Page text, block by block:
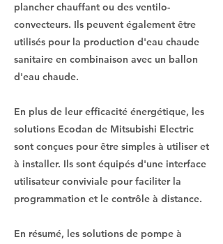
plancher chauffant ou des ventilo-
convecteurs. Ils peuvent également être
utilisés pour la production d'eau chaude
sanitaire en combinaison avec un ballon
d'eau chaude.
En plus de leur efficacité énergétique, les
solutions Ecodan de Mitsubishi Electric
sont conçues pour être simples à utiliser et
à installer. Ils sont équipés d'une interface
utilisateur conviviale pour faciliter la
programmation et le contrôle à distance.
En résumé, les solutions de pompe à